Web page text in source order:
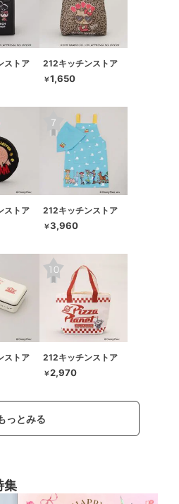
ストア 212キッチンストア
￥1,650
ストア 212キッチンストア
￥3,960
ストア 212キッチンストア
￥2,970
っとみる
集